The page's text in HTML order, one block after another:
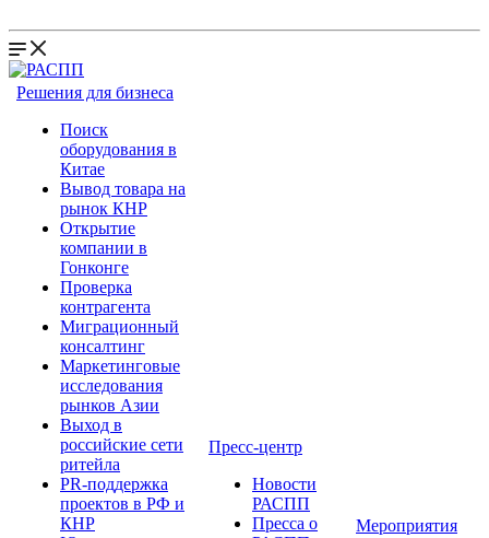
Решения для бизнеса
Поиск
оборудования в
Китае
Вывод товара на
рынок КНР
Открытие
компании в
Гонконге
Проверка
контрагента
Миграционный
консалтинг
Маркетинговые
исследования
рынков Азии
Выход в
российские сети
ритейла
PR-поддержка
проектов в РФ и
КНР
Пресс-центр
Новости
РАСПП
Пресса о
Мероприятия